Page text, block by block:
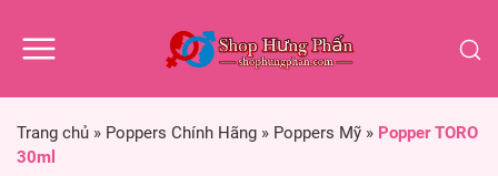
Trang chủ » Poppers Chính Hãng » Poppers Mỹ » Popper TORO
30ml